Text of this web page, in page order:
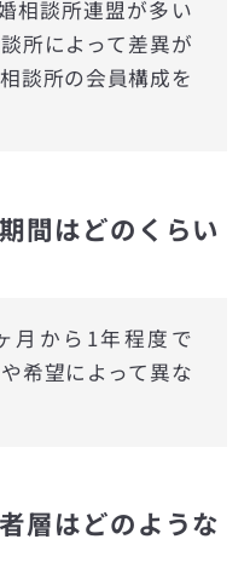
相談所連盟が多い
所によって差異が
談所の会員構成を
間はどのくらい
月から1年程度で
希望によって異な
層はどのような